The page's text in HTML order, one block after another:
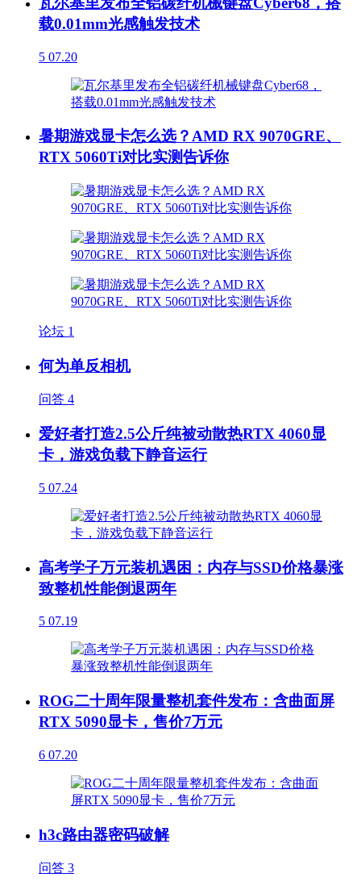
载0.01mm光感触发技术
5 07.20
暑期游戏显卡怎么选？AMD RX 9070GRE、
RTX 5060Ti对比实测告诉你
论坛 1
何为单反相机
问答 4
爱好者打造2.5公斤纯被动散热RTX 4060显
卡，游戏负载下静音运行
5 07.24
高考学子万元装机遇困：内存与SSD价格暴涨
致整机性能倒退两年
5 07.19
ROG二十周年限量整机套件发布：含曲面屏
RTX 5090显卡，售价7万元
6 07.20
h3c路由器密码破解
问答 3